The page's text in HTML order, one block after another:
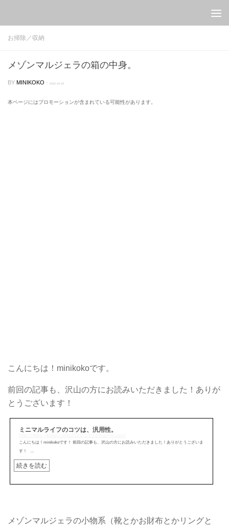
お掃除／収納
メゾンマルジェラの箱の中身。
BY MINIKOKO · 2022-10-19
本ページにはプロモーションが含まれている可能性があります。
こんにちは！minikokoです。
前回の記事も、沢山の方にお読みいただきました！ありが
とうございます！
ミニマルライフのコツは、汎用性。
こんにちは！minikokoです！ 前回の記事も、沢山の方にお読みいただきました！ありがとうございま
す！ …
続きを読む
メゾンマルジェラの小物系（靴とかお財布とかリングと